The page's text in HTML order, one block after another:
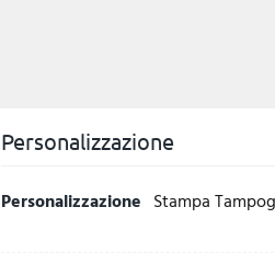
Personalizzazione
Personalizzazione Stampa